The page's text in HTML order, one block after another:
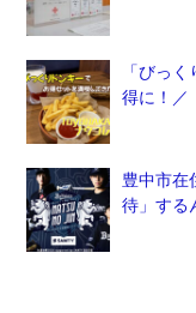
「びっ
得に！／
豊中市在
待」する